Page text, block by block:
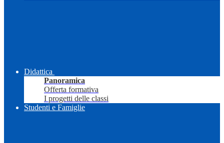
Didattica
Panoramica
Offerta formativa
I progetti delle classi
Studenti e Famiglie